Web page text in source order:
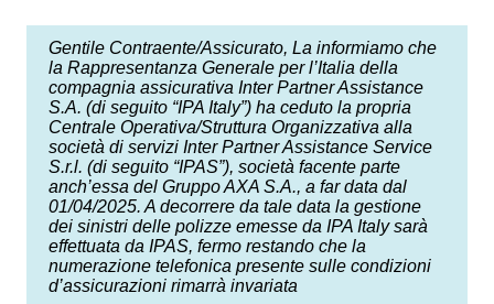
Gentile Contraente/Assicurato, La informiamo che
la Rappresentanza Generale per l’Italia della
compagnia assicurativa Inter Partner Assistance
S.A. (di seguito “IPA Italy”) ha ceduto la propria
Centrale Operativa/Struttura Organizzativa alla
società di servizi Inter Partner Assistance Service
S.r.l. (di seguito “IPAS”), società facente parte
anch’essa del Gruppo AXA S.A., a far data dal
01/04/2025. A decorrere da tale data la gestione
dei sinistri delle polizze emesse da IPA Italy sarà
effettuata da IPAS, fermo restando che la
numerazione telefonica presente sulle condizioni
d’assicurazioni rimarrà invariata